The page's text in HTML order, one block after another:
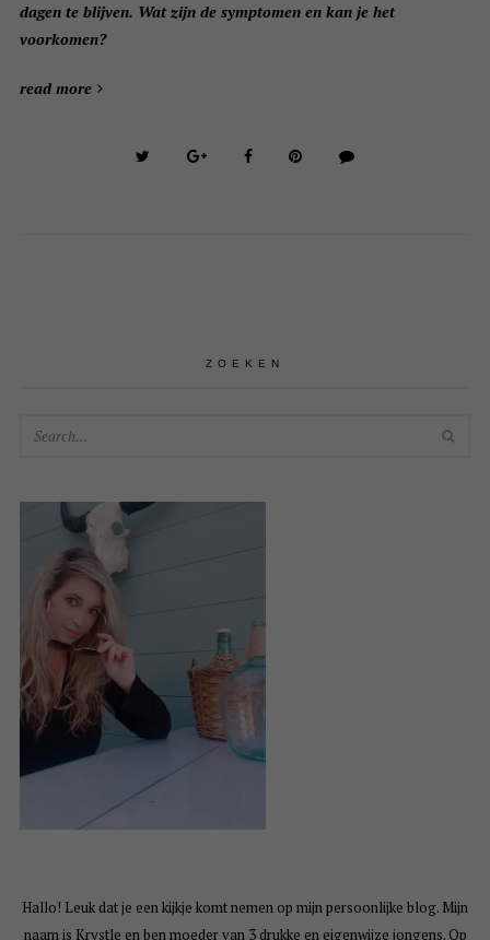
dagen te blijven. Wat zijn de symptomen en kan je het
voorkomen?
read more
ZOEKEN
Hallo! Leuk dat je een kijkje komt nemen op mijn persoonlijke blog. Mijn
naam is Krystle en ben moeder van 3 drukke en eigenwijze jongens. Op